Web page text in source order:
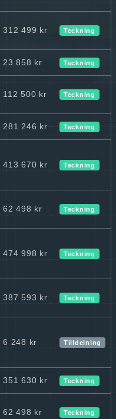
312 499 kr Teckning
23 858 kr Teckning
112 500 kr Teckning
281 246 kr Teckning
413 670 kr Teckning
62 498 kr Teckning
474 998 kr Teckning
387 593 kr Teckning
6 248 kr Tilldelning
351 630 kr Teckning
62 498 kr Teckning